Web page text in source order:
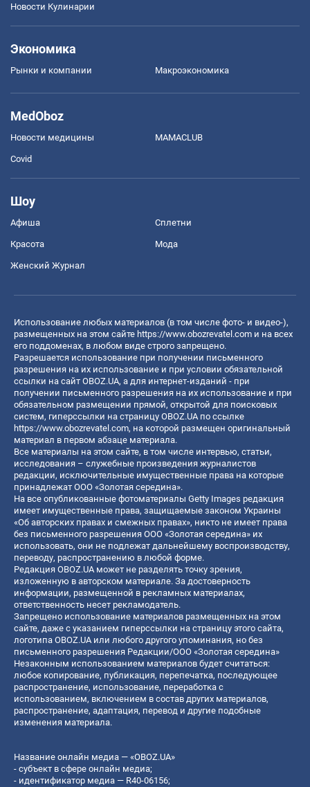
Новости Кулинарии
Экономика
Рынки и компании Mакроэкономика
MedOboz
Новости медицины MAMACLUB
Covid
Шоу
Афиша Сплетни
Красота Мода
Женский Журнал
Использование любых материалов (в том числе фото- и видео-),
размещенных на этом сайте https://www.obozrevatel.com и на всех
его поддоменах, в любом виде строго запрещено.
Разрешается использование при получении письменного
разрешения на их использование и при условии обязательной
ссылки на сайт OBOZ.UA, а для интернет-изданий - при
получении письменного разрешения на их использование и при
обязательном размещении прямой, открытой для поисковых
систем, гиперссылки на страницу OBOZ.UA по ссылке
https://www.obozrevatel.com, на которой размещен оригинальный
материал в первом абзаце материала.
Все материалы на этом сайте, в том числе интервью, статьи,
исследования – служебные произведения журналистов
редакции, исключительные имущественные права на которые
принадлежат ООО «Золотая середина».
На все опубликованные фотоматериалы Getty Images редакция
имеет имущественные права, защищаемые законом Украины
«Об авторских правах и смежных правах», никто не имеет права
без письменного разрешения ООО «Золотая середина» их
использовать, они не подлежат дальнейшему воспроизводству,
переводу, распространению в любой форме.
Редакция OBOZ.UA может не разделять точку зрения,
изложенную в авторском материале. За достоверность
информации, размещенной в рекламных материалах,
ответственность несет рекламодатель.
Запрещено использование материалов размещенных на этом
сайте, даже с указанием гиперссылки на страницу этого сайта,
логотипа OBOZ.UA или любого другого упоминания, но без
письменного разрешения Редакции/ООО «Золотая середина»
Незаконным использованием материалов будет считаться:
любое копирование, публикация, перепечатка, последующее
распространение, использование, переработка с
использованием, включением в состав других материалов,
распространение, адаптация, перевод и другие подобные
изменения материала.
Название онлайн медиа — «OBOZ.UA»
- субъект в сфере онлайн медиа;
- идентификатор медиа — R40-06156;